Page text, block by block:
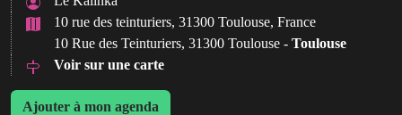
10 rue des teinturiers, 31300 Toulouse, France
10 Rue des Teinturiers, 31300 Toulouse - Toulouse
Voir sur une carte
Ajouter à mon agenda